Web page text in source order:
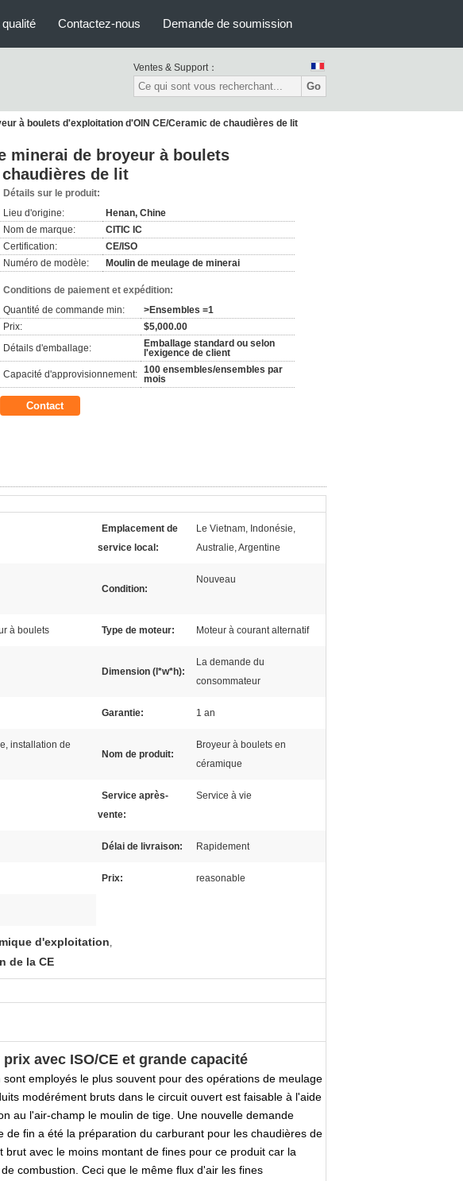
Contactez-nous Demande de soumission
Ventes & Support：
Go
à boulets d'exploitation d'OIN CE/Ceramic de chaudières de lit
minerai de broyeur à boulets
de lit
Détails sur le produit:
Lieu d'origine:
Henan, Chine
Nom de marque:
CITIC IC
Certification:
CE/ISO
Numéro de modèle:
Moulin de meulage de minerai
Conditions de paiement et expédition:
Quantité de commande min:
>Ensembles =1
Prix:
$5,000.00
Détails d'emballage:
Emballage standard ou selon
l'exigence de client
Capacité d'approvisionnement: 100 ensembles/ensembles par
mois
Contact
Emplacement de
service local:
Le Vietnam, Indonésie,
Australie, Argentine
Condition:
Nouveau
à boulets Type de moteur: Moteur à courant alternatif
Dimension (l*w*h):
La demande du
consommateur
Garantie: 1 an
installation de
Nom de produit:
Broyeur à boulets en
céramique
Service après-
vente:
Service à vie
Délai de livraison: Rapidement
Prix: reasonable
d'exploitation,
de la CE
avec ISO/CE et grande capacité
employés le plus souvent pour des opérations de meulage
modérément bruts dans le circuit ouvert est faisable à l'aide
au l'air-champ le moulin de tige. Une nouvelle demande
fin a été la préparation du carburant pour les chaudières de
avec le moins montant de fines pour ce produit car la
combustion. Ceci que le même flux d'air les fines